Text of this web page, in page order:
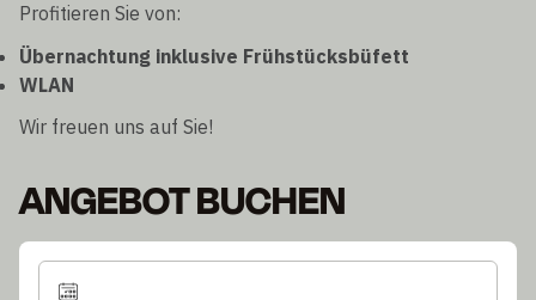
Profitieren Sie von:
Übernachtung inklusive Frühstücksbüfett
WLAN
Wir freuen uns auf Sie!
ANGEBOT BUCHEN